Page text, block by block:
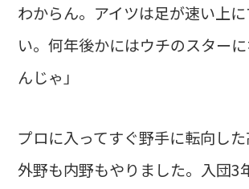
わからん。アイツは足が速い上
い。何年後かにはウチのスター
んじゃ」
プロに入ってすぐ野手に転向した
外野も内野もやりました。入団3